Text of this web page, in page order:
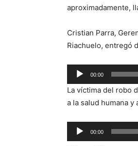
aproximadamente,
Cristian Parra,
Riachuelo, entregó
Reproductor
de
audio
00:00
La víctima del robo
a la salud humana y
Reproductor
de
00:00